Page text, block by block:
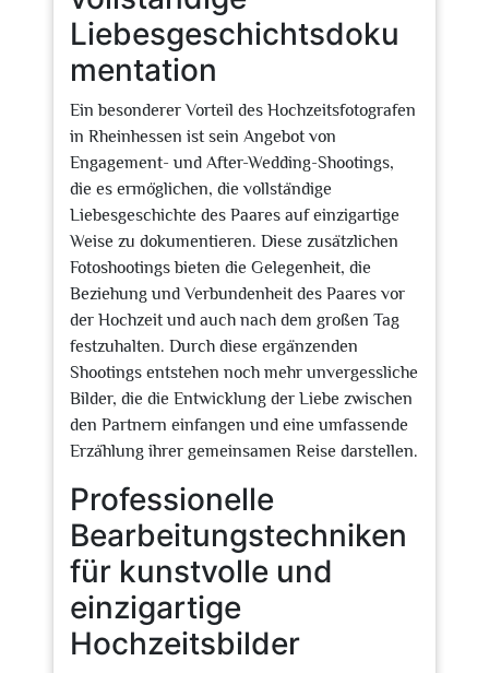
Liebesgeschichtsdoku
mentation
Ein besonderer Vorteil des Hochzeitsfotografen
in Rheinhessen ist sein Angebot von
Engagement- und After-Wedding-Shootings,
die es ermöglichen, die vollständige
Liebesgeschichte des Paares auf einzigartige
Weise zu dokumentieren. Diese zusätzlichen
Fotoshootings bieten die Gelegenheit, die
Beziehung und Verbundenheit des Paares vor
der Hochzeit und auch nach dem großen Tag
festzuhalten. Durch diese ergänzenden
Shootings entstehen noch mehr unvergessliche
Bilder, die die Entwicklung der Liebe zwischen
den Partnern einfangen und eine umfassende
Erzählung ihrer gemeinsamen Reise darstellen.
Professionelle
Bearbeitungstechniken
für kunstvolle und
einzigartige
Hochzeitsbilder